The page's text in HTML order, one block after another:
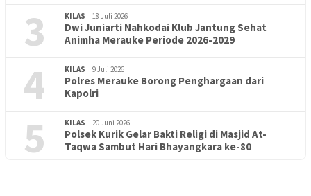
3 KILAS 18 Juli 2026
Dwi Juniarti Nahkodai Klub Jantung Sehat
Animha Merauke Periode 2026-2029
4 KILAS 9 Juli 2026
Polres Merauke Borong Penghargaan dari
Kapolri
5 KILAS 20 Juni 2026
Polsek Kurik Gelar Bakti Religi di Masjid At-
Taqwa Sambut Hari Bhayangkara ke-80
PENDIDIKAN 18 Juni 2026
Lepas Puluhan Peserta Didik, TK Yapis 2 Merauke Siapkan